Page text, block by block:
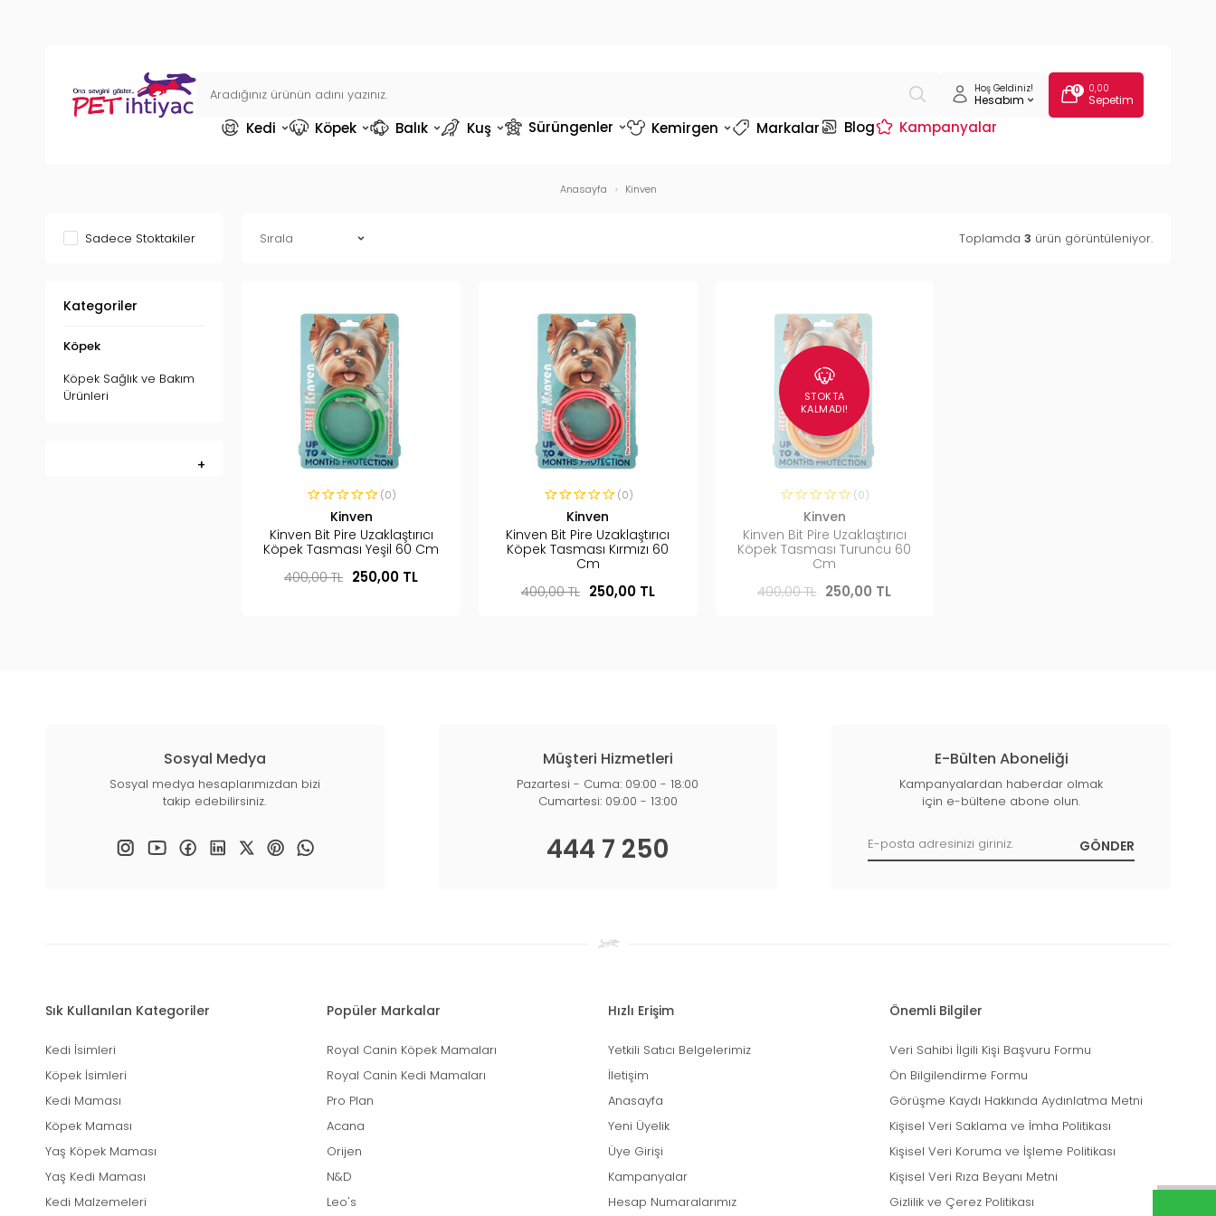
Hoş Geldiniz!
Hesabım
0 0,00
Sepetim
Kedi Köpek Balık Kuş Sürüngenler Kemirgen Markalar Blog Kampanyalar
Anasayfa Kinven
Sadece Stoktakiler
Kategoriler
Köpek
Köpek Sağlık ve Bakım
Ürünleri
Toplamda 3 ürün görüntüleniyor.
(0)
Kinven
Kinven Bit Pire Uzaklaştırıcı
Köpek Tasması Yeşil 60 Cm
400,00 TL 250,00 TL
(0)
Kinven
Kinven Bit Pire Uzaklaştırıcı
Köpek Tasması Kırmızı 60
Cm
400,00 TL 250,00 TL
STOKTA
KALMADI!
(0)
Kinven
Kinven Bit Pire Uzaklaştırıcı
Köpek Tasması Turuncu 60
Cm
400,00 TL 250,00 TL
Sosyal Medya
Sosyal medya hesaplarımızdan bizi
takip edebilirsiniz.
Müşteri Hizmetleri
Pazartesi - Cuma: 09:00 - 18:00
Cumartesi: 09:00 - 13:00
444 7 250
E-Bülten Aboneliği
Kampanyalardan haberdar olmak
için e-bültene abone olun.
Sık Kullanılan Kategoriler
Kedi İsimleri
Köpek İsimleri
Kedi Maması
Köpek Maması
Yaş Köpek Maması
Yaş Kedi Maması
Kedi Malzemeleri
Popüler Markalar
Royal Canin Köpek Mamaları
Royal Canin Kedi Mamaları
Pro Plan
Acana
Orijen
N&D
Leo's
Hızlı Erişim
Yetkili Satıcı Belgelerimiz
İletişim
Anasayfa
Yeni Üyelik
Üye Girişi
Kampanyalar
Hesap Numaralarımız
Önemli Bilgiler
Veri Sahibi İlgili Kişi Başvuru Formu
Ön Bilgilendirme Formu
Görüşme Kaydı Hakkında Aydınlatma Metni
Kişisel Veri Saklama ve İmha Politikası
Kişisel Veri Koruma ve İşleme Politikası
Kişisel Veri Rıza Beyanı Metni
Gizlilik ve Çerez Politikası